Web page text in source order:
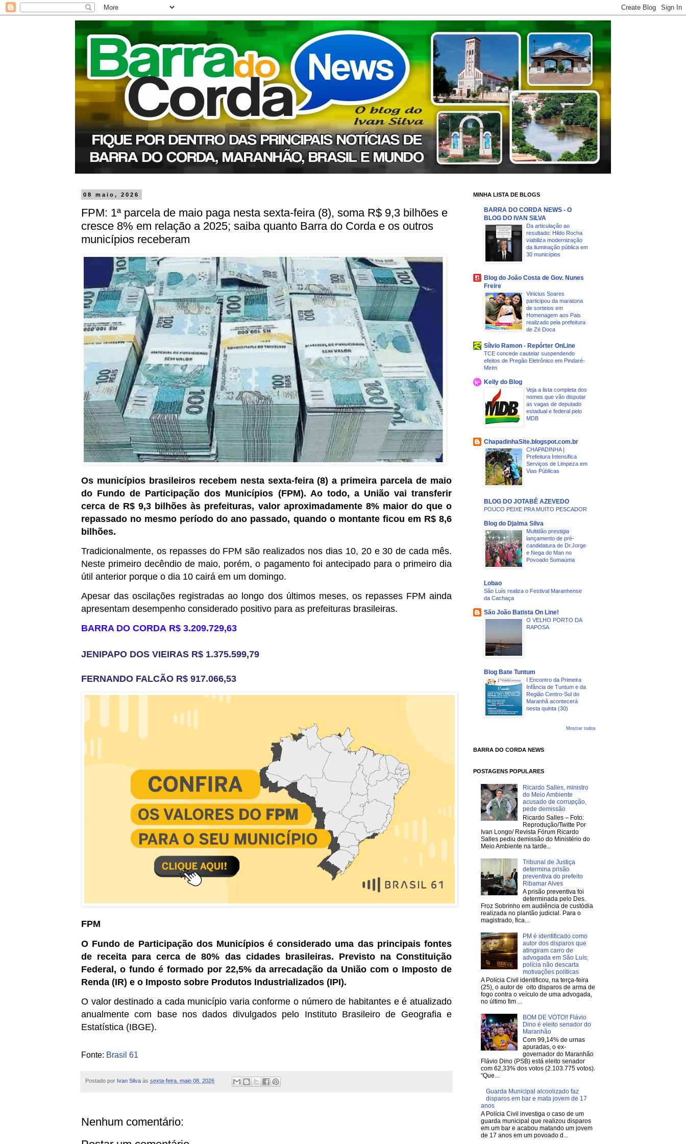
08 maio, 2026
FPM: 1ª parcela de maio paga nesta sexta-feira (8), soma R$ 9,3 bilhões e
cresce 8% em relação a 2025; saiba quanto Barra do Corda e os outros
municípios receberam
Os municípios brasileiros recebem nesta sexta-feira (8) a primeira parcela de maio
do Fundo de Participação dos Municípios (FPM). Ao todo, a União vai transferir
cerca de R$ 9,3 bilhões às prefeituras, valor aproximadamente 8% maior do que o
repassado no mesmo período do ano passado, quando o montante ficou em R$ 8,6
bilhões.
Tradicionalmente, os repasses do FPM são realizados nos dias 10, 20 e 30 de cada mês.
Neste primeiro decêndio de maio, porém, o pagamento foi antecipado para o primeiro dia
útil anterior porque o dia 10 cairá em um domingo.
Apesar das oscilações registradas ao longo dos últimos meses, os repasses FPM ainda
apresentam desempenho considerado positivo para as prefeituras brasileiras.
BARRA DO CORDA R$ 3.209.729,63
JENIPAPO DOS VIEIRAS R$ 1.375.599,79
FERNANDO FALCÃO R$ 917.066,53
FPM
O Fundo de Participação dos Municípios é considerado uma das principais fontes
de receita para cerca de 80% das cidades brasileiras. Previsto na Constituição
Federal, o fundo é formado por 22,5% da arrecadação da União com o Imposto de
Renda (IR) e o Imposto sobre Produtos Industrializados (IPI).
O valor destinado a cada município varia conforme o número de habitantes e é atualizado
anualmente com base nos dados divulgados pelo Instituto Brasileiro de Geografia e
Estatística (IBGE).
Fonte: Brasil 61
Postado por Ivan Silva às sexta-feira, maio 08, 2026
Nenhum comentário:
MINHA LISTA DE BLOGS
BARRA DO CORDA NEWS - O
BLOG DO IVAN SILVA
Da articulação ao
resultado: Hildo Rocha
viabiliza modernização
da iluminação pública em
30 municípios
Blog do João Costa de Gov. Nunes
Freire
Vinicius Soares
participou da maratona
de sorteios em
Homenagem aos Pais
realizado pela prefeitura
de Zé Doca
Sílvio Ramon - Repórter OnLine
TCE concede cautelar suspendendo
efeitos de Pregão Eletrônico em Pindaré-
Mirim
Kelly do Blog
Veja a lista completa dos
nomes que vão disputar
as vagas de deputado
estadual e federal pelo
MDB
ChapadinhaSite.blogspot.com.br
CHAPADINHA |
Prefeitura Intensifica
Serviços de Limpeza em
Vias Públicas
BLOG DO JOTABÊ AZEVEDO
POUCO PEIXE PRA MUITO PESCADOR
Blog do Djalma Silva
Multidão prestigia
lançamento de pré-
candidatura de Dr.Jorge
e Nega do Man no
Povoado Sumaúma
Lobao
São Luís realiza o Festival Maranhense
da Cachaça
São João Batista On Line!
O VELHO PORTO DA
RAPOSA
Blog Bate Tuntum
I Encontro da Primeira
Infância de Tuntum e da
Região Centro-Sul do
Maranhã acontecerá
nesta quinta (30)
Mostrar todos
BARRA DO CORDA NEWS
POSTAGENS POPULARES
Ricardo Salles, ministro
do Meio Ambiente
acusado de corrupção,
pede demissão
Ricardo Salles – Foto:
Reprodução/Twitte Por
Ivan Longo/ Revista Fórum Ricardo
Salles pediu demissão do Ministério do
Meio Ambiente na tarde...
Tribunal de Justiça
determina prisão
preventiva do prefeito
Ribamar Alves
A prisão preventiva foi
determinada pelo Des.
Froz Sobrinho em audiência de custódia
realizada no plantão judicial. Para o
magistrado, fica...
PM é identificado como
autor dos disparos que
atingiram carro de
advogada em São Luís;
polícia não descarta
motivações políticas
A Polícia Civil identificou, na terça-feira
(25), o autor de oito disparos de arma de
fogo contra o veículo de uma advogada,
no último fim ...
BOM DE VOTO!! Flávio
Dino é eleito senador do
Maranhão
Com 99,14% de urnas
apuradas, o ex-
governador do Maranhão
Flávio Dino (PSB) está eleito senador
com 62,33% dos votos (2.103.775 votos).
“Que...
Guarda Municipal alcoolizado faz
disparos em bar e mata jovem de 17
anos
A Polícia Civil investiga o caso de um
guarda municipal que realizou disparos
em um bar e acabou matando um jovem
de 17 anos em um povoado d...